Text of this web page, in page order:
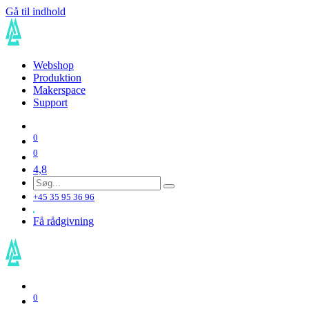
Gå til indhold
Webshop
Produktion
Makerspace
Support
0
0
4,8
+45 35 95 36 96
Få rådgivning
0